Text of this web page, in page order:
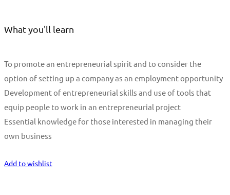
What you'll learn
To promote an entrepreneurial spirit and to consider the
option of setting up a company as an employment opportunity
Development of entrepreneurial skills and use of tools that
equip people to work in an entrepreneurial project
Essential knowledge for those interested in managing their
own business
Add to wishlist